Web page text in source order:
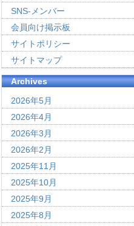
SNS-メンバー
会員向け掲示板
サイトポリシー
サイトマップ
Archives
2026年5月
2026年4月
2026年3月
2026年2月
2025年11月
2025年10月
2025年9月
2025年8月